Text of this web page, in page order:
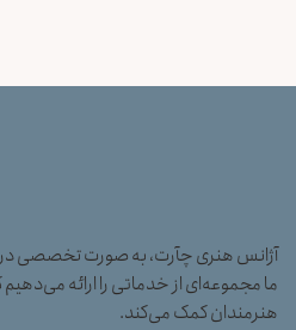
آژانس هنری چآرت، به صورت تخصصی
ما مجموعه‌ای از خدماتی را ارائه
هنرمندان کمک می‌کند.